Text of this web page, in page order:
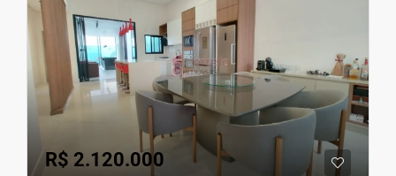
R$ 2.120.000